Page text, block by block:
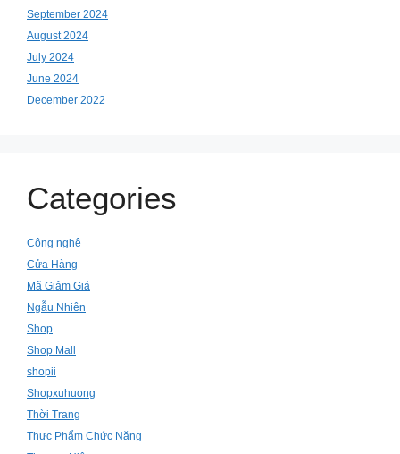
September 2024
August 2024
July 2024
June 2024
December 2022
Categories
Công nghệ
Cửa Hàng
Mã Giảm Giá
Ngẫu Nhiên
Shop
Shop Mall
shopii
Shopxuhuong
Thời Trang
Thực Phẩm Chức Năng